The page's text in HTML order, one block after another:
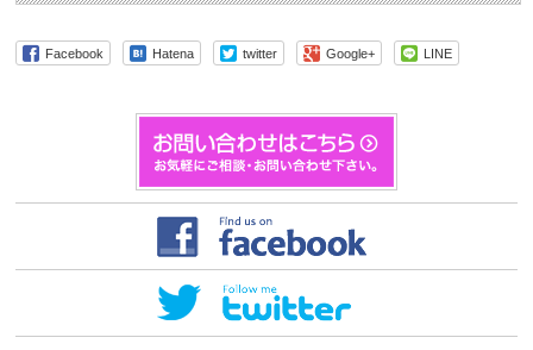
Facebook Hatena twitter Google+ LINE